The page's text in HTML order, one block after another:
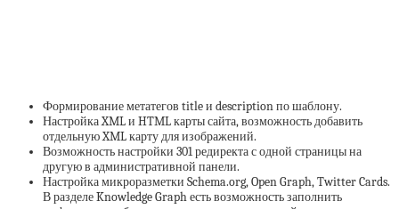
Формирование метатегов title и description по шаблону.
Настройка XML и HTML карты сайта, возможность добавить
отдельную XML карту для изображений.
Возможность настройки 301 редиректа с одной страницы на
другую в административной панели.
Настройка микроразметки Schema.org, Open Graph, Twitter Cards.
В разделе Knowledge Graph есть возможность заполнить